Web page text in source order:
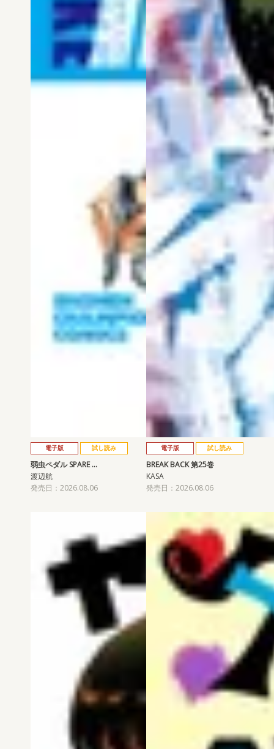
電子版 試し読み
弱虫ペダル SPARE …
渡辺航
発売日：2026.08.06
電子版 試し読み
BREAK BACK 第25巻
KASA
発売日：2026.08.06